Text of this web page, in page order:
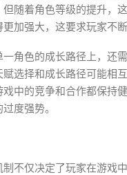
随着角色等级的提升，
加强大，这要求玩家不
角色的成长路径上，还
选择和成长路径可能相
中的竞争和合作都保持
度强势。
不仅决定了玩家在游戏